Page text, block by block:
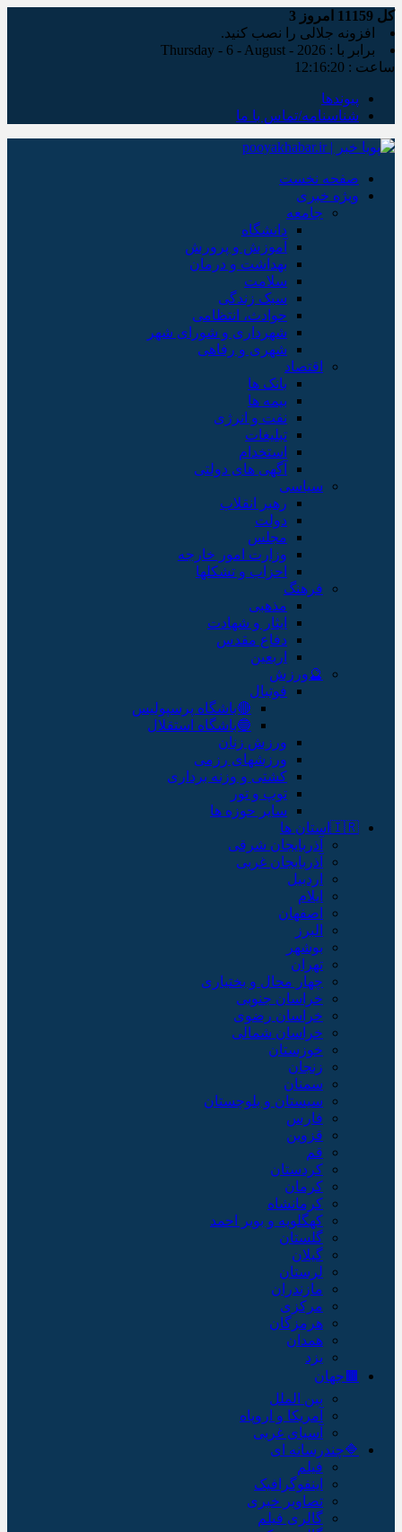
کل امروز 3
افزونه جلالی را نصب کنید.
برابر با : Thursday - 6 - August - 2026
ساعت : 12:16:21
پیوندها
شناسنامه/تماس با ما
صفحه نخست
ویژه خبری
جامعه
دانشگاه
آموزش و پرورش
بهداشت و درمان
سلامت
سبک زندگی
حوادث، انتظامی
شهرداری و شورای شهر
شهری و رفاهی
اقتصاد
بانک ها
بیمه ها
نفت و انرژی
تبلیغات
استخدام
آگهی های دولتی
سیاسی
رهبر انقلاب
دولت
مجلس
وزارت امور خارجه
احزاب و تشکلها
فرهنگ
مذهبی
ایثار و شهادت
دفاع مقدس
اربعین
🔮ورزش
فوتبال
🔴باشگاه پرسپولیس
🔵باشگاه استقلال
ورزش زنان
ورزشهای رزمی
کشتی و وزنه برداری
توپ و تور
سایر حوزه ها
🇮🇷استان ها
آذربایجان شرقی
آذربایجان غربی
اردبیل
ایلام
اصفهان
البرز
بوشهر
تهران
چهار محال و بختیاری
خراسان جنوبی
خراسان رضوی
خراسان شمالی
خوزستان
زنجان
سمنان
سیستان و بلوچستان
فارس
قزوین
قم
کردستان
کرمان
کرمانشاه
کهگلویه و بویر احمد
گلستان
گیلان
لرستان
مازندران
مرکزی
هرمزگان
همدان
یزد
🟫جهان
بین الملل
آمریکا و اروپاه
آسیای غربی
🔷چندرسانه ای
فیلم
اینفوگرافیک
تصاویر خبری
گالری فیلم